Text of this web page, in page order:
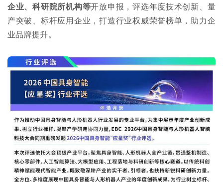
企业、科研院所机构等开放申报，评选年度技术创新、量
产突破、标杆应用企业，打造行业权威荣誉榜单，助力企
业品牌提升。